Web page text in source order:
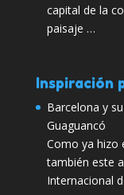
capital de la
paisaje …
Inspiración
Barcelona y
Guaguancó
Como ya hizo
también este
Internacional